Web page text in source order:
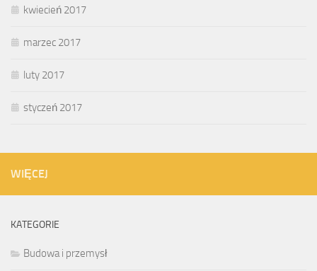
kwiecień 2017
marzec 2017
luty 2017
styczeń 2017
WIĘCEJ
KATEGORIE
Budowa i przemysł